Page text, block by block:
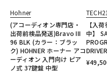
Hohner
(アコーディオン専門店・
出荷前検品発送)Bravo III
96 BLK (カラー：ブラッ
ク) HOHNER ホーナー アコ
ーディオン 入門向け ピア
ノ式 37鍵盤 中型
TECH21
【入
中】
¥